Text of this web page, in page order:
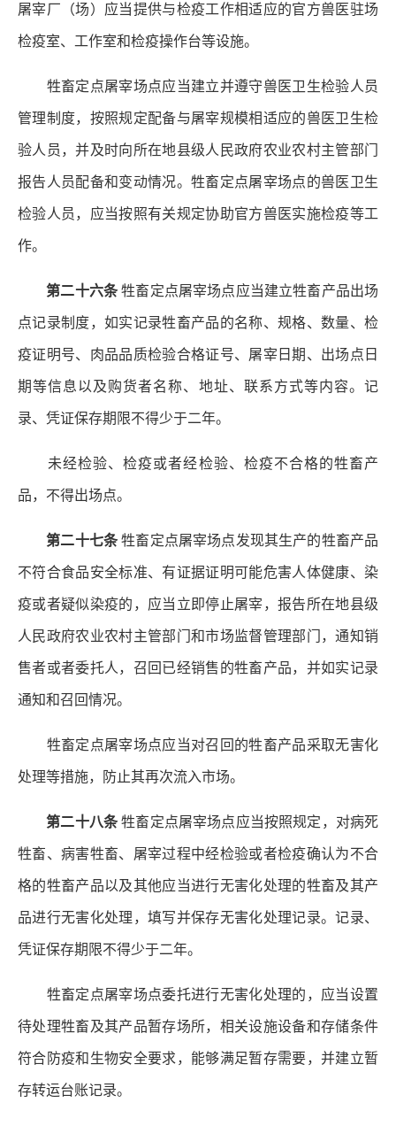
屠宰厂（场）应当提供与检疫工作相适应的官方兽医驻场
检疫室、工作室和检疫操作台等设施。
牲畜定点屠宰场点应当建立并遵守兽医卫生检验人员
管理制度，按照规定配备与屠宰规模相适应的兽医卫生检
验人员，并及时向所在地县级人民政府农业农村主管部门
报告人员配备和变动情况。牲畜定点屠宰场点的兽医卫生
检验人员，应当按照有关规定协助官方兽医实施检疫等工
作。
第二十六条牲畜定点屠宰场点应当建立牲畜产品出场
点记录制度，如实记录牲畜产品的名称、规格、数量、检
疫证明号、肉品品质检验合格证号、屠宰日期、出场点日
期等信息以及购货者名称、地址、联系方式等内容。记
录、凭证保存期限不得少于二年。
未经检验、检疫或者经检验、检疫不合格的牲畜产
品，不得出场点。
第二十七条牲畜定点屠宰场点发现其生产的牲畜产品
不符合食品安全标准、有证据证明可能危害人体健康、染
疫或者疑似染疫的，应当立即停止屠宰，报告所在地县级
人民政府农业农村主管部门和市场监督管理部门，通知销
售者或者委托人，召回已经销售的牲畜产品，并如实记录
通知和召回情况。
牲畜定点屠宰场点应当对召回的牲畜产品采取无害化
处理等措施，防止其再次流入市场。
第二十八条牲畜定点屠宰场点应当按照规定，对病死
牲畜、病害牲畜、屠宰过程中经检验或者检疫确认为不合
格的牲畜产品以及其他应当进行无害化处理的牲畜及其产
品进行无害化处理，填写并保存无害化处理记录。记录、
凭证保存期限不得少于二年。
牲畜定点屠宰场点委托进行无害化处理的，应当设置
待处理牲畜及其产品暂存场所，相关设施设备和存储条件
符合防疫和生物安全要求，能够满足暂存需要，并建立暂
存转运台账记录。